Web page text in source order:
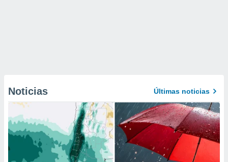
Noticias Últimas noticias